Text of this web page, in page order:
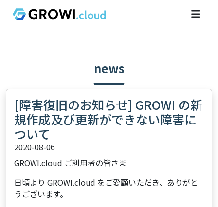
news
[障害復旧のお知らせ] GROWI の新
規作成及び更新ができない障害に
ついて
2020-08-06
GROWI.cloud ご利用者の皆さま
日頃より GROWI.cloud をご愛顧いただき、ありがと
うございます。